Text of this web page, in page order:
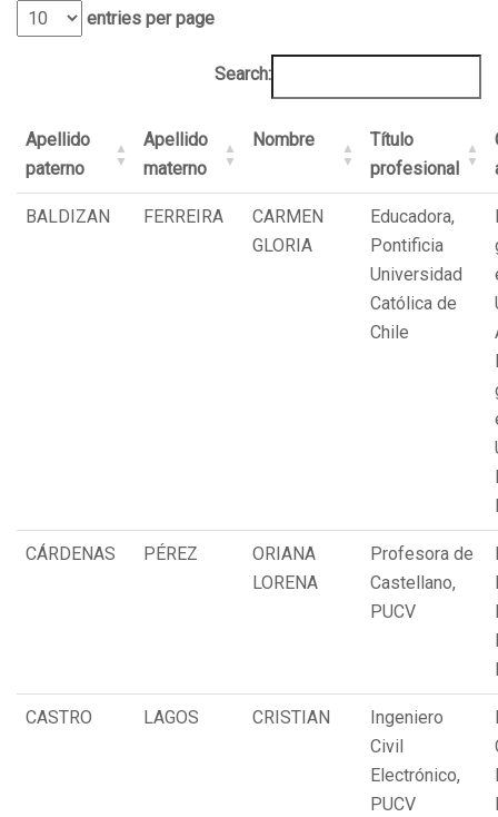
entries per page
Search:
Apellido
paterno
Apellido
materno
Nombre
Título
profesional
BALDIZAN FERREIRA
CARMEN
GLORIA
Educadora,
Pontificia
Universidad
Católica de
Chile
CÁRDENAS PÉREZ
ORIANA
LORENA
Profesora de
Castellano,
PUCV
CASTRO LAGOS CRISTIAN
Ingeniero
Civil
Electrónico,
PUCV